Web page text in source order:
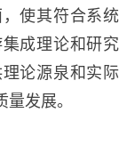
使其符合系统
成理论和研究
论源泉和实际
发展。